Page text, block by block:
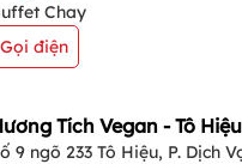
Chay
Gọi điện
Tích Vegan - Tô Hiệu
9 ngõ 233 Tô Hiệu, P. Dịch